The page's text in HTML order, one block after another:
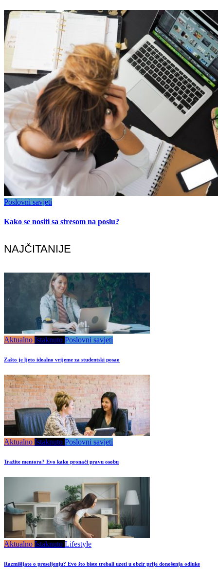
Poslovni savjeti
Kako se nositi sa stresom na poslu?
NAJČITANIJE
Aktualno Istaknuto Poslovni savjeti
Zašto je ljeto idealno vrijeme za studentski posao
Aktualno Istaknuto Poslovni savjeti
Tražite mentora? Evo kako pronaći pravu osobu
Aktualno Istaknuto Lifestyle
Razmišljate o preseljenju? Evo što biste trebali uzeti u obzir prije donošenja odluke